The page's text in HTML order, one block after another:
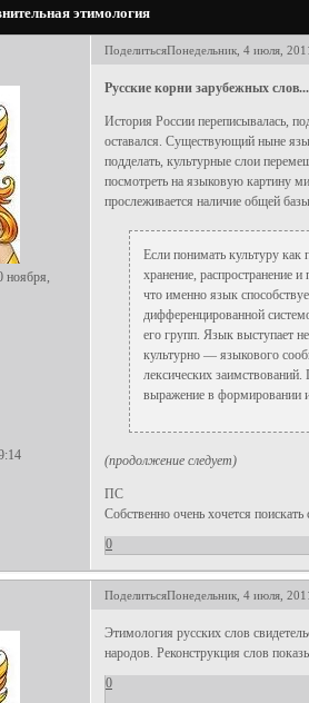
этимология
ПоделитьсяПонедельник, 4 июля,
ноября,
Русские корни зарубежных
История России переписывалась,
оставался. Существующий ныне
подделать, культурные слои
посмотреть на языковую картину
прослеживается наличие общей
Если понимать культуру как
хранение, распространение
что именно язык
дифференцированной
его групп. Язык выступает
культурно — языкового
лексических
выражение в формировании
(продолжение следует)
ПС
Собственно очень хочется
0
ПоделитьсяПонедельник, 4 июля,
Этимология русских слов
народов. Реконструкция слов
0